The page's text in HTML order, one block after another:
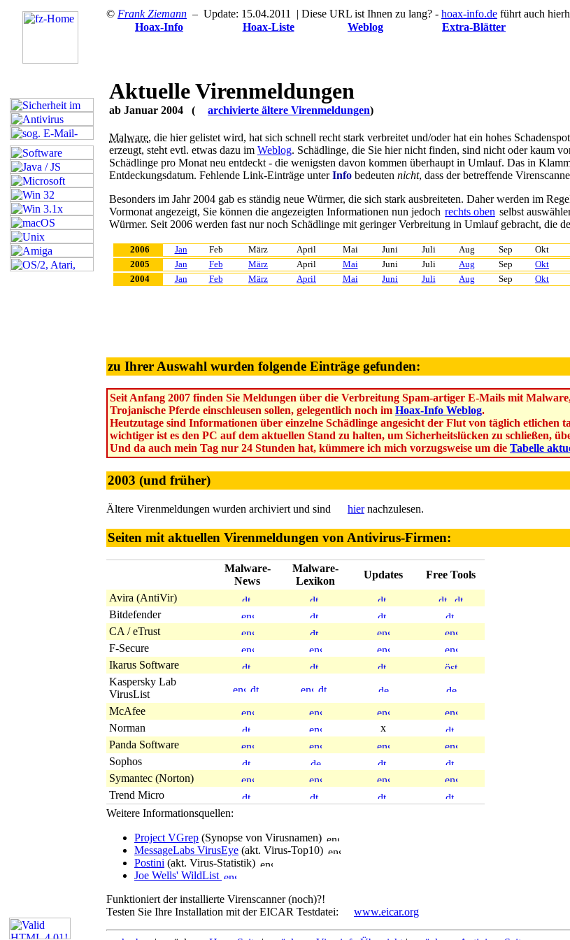
© Frank Ziemann – Update: 15.04.2011 | Diese URL ist Ihnen zu lang? - hoax-info.de führt auch
Hoax-Info
Hoax-Liste Weblog Extra-Blätter
Aktuelle Virenmeldungen
ab Januar 2004 ( archivierte ältere Virenmeldungen)
Malware, die hier gelistet wird, hat sich schnell recht stark verbreitet und/oder hat ein hohes
erzeugt, steht evtl. etwas dazu im Weblog. Schädlinge, die Sie hier nicht finden, sind nicht oder kaum
Schädlinge pro Monat neu entdeckt - die wenigsten davon kommen überhaupt in Umlauf. Das in
Entdeckungsdatum. Fehlende Link-Einträge unterInfo bedeuten nicht, dass der betreffende
Besonders im Jahr 2004 gab es ständig neue Würmer, die sich stark ausbreiteten. Daher werden im
Vormonat angezeigt, Sie können die angezeigten Informationen nun jedoch rechts oben selbst
Würmer. Seit 2006 werden fast nur noch Schädlinge mit geringer Verbreitung in Umlauf gebracht, die
2006 Jan Feb März April Mai Juni Juli Aug Sep Okt
2005
Jan Feb März April Mai Juni Juli Aug Sep Okt
2004
Jan Feb März April Mai Juni Juli Aug Sep Okt
zu Ihrer Auswahl wurden folgende Einträge gefunden:
Seit Anfang 2007 finden Sie Meldungen über die Verbreitung Spam-artiger E-Mails mit
Trojanische Pferde einschleusen sollen, gelegentlich noch im Hoax-Info Weblog.
Heutzutage sind Informationen über einzelne Schädlinge angesicht der Flut von täglich etlichen
wichtiger ist es den PC auf dem aktuellen Stand zu halten, um Sicherheitslücken zu schließen,
Und da auch mein Tag nur 24 Stunden hat, kümmere ich mich vorzugsweise um die Tabelle
2003 (und früher)
Ältere Virenmeldungen wurden archiviert und sind hiernachzulesen.
Seiten mit aktuellen Virenmeldungen von Antivirus-Firmen:
Malware-
News
Malware-
Lexikon
Updates
Free Tools
Avira (AntiVir)
Bitdefender
CA / eTrust
F-Secure
Ikarus Software
Kaspersky Lab
VirusList
McAfee
Norman
x
Panda Software
Sophos
Symantec (Norton)
Trend Micro
Weitere Informationsquellen:
Project VGrep (Synopse von Virusnamen)
MessageLabs VirusEye (akt. Virus-Top10)
Postini (akt. Virus-Statistik)
Joe Wells' WildList
Funktioniert der installierte Virenscanner (noch)?!
Testen Sie Ihre Installation mit der EICAR Testdatei:
www.eicar.org